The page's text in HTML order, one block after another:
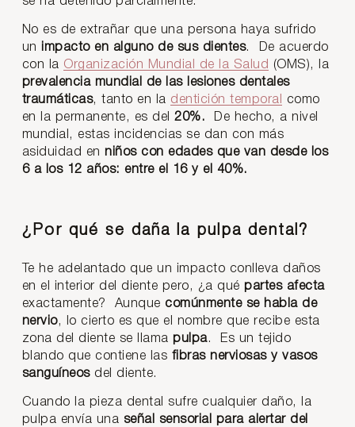
No es de extrañar que una persona haya sufrido
un impacto en alguno de sus dientes. De acuerdo
con la Organización Mundial de la Salud (OMS), la
prevalencia mundial de las lesiones dentales
traumáticas, tanto en la dentición temporal
como
en la permanente, es del20%.
De hecho, a nivel
mundial, estas incidencias se dan con más
asiduidad en niños con edades que van desde los
6 a los 12 años: entre el 16 y el 40%.
¿Por qué se daña la pulpa dental?
Te he adelantado que un impacto conlleva daños
en el interior del diente pero, ¿a quépartes afecta
exactamente? Aunque comúnmente se habla de
nervio, lo cierto es que el nombre que recibe esta
zona del diente se llamapulpa. Es un tejido
blando que contiene las fibras nerviosas y vasos
sanguíneosdel diente.
Cuando la pieza dental sufre cualquier daño, la
pulpa envía una señal sensorial para alertar del